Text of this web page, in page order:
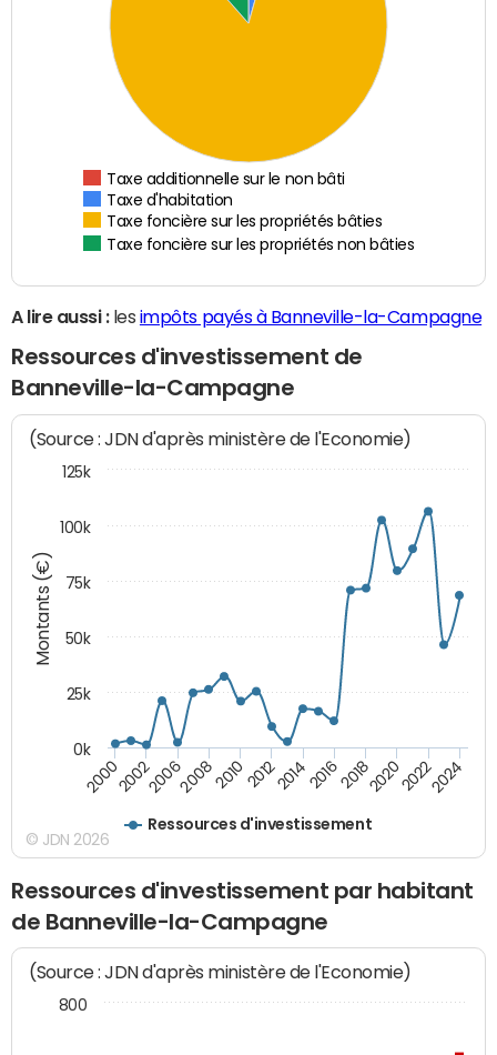
Taxe additionnelle sur le non bâti
Taxe d'habitation
Taxe foncière sur les propriétés bâties
Taxe foncière sur les propriétés non bâties
A lire aussi :les impôts payés à Banneville-la-Campagne
Ressources d'investissement de
Banneville-la-Campagne
Montants (€)
(Source : JDN d'après ministère de l'Economie)
Ressources d'investissement
200020022006200820102012201420162018202020222024
0k
25k
50k
75k
100k
125k
© JDN 2026
Ressources d'investissement par habitant
de Banneville-la-Campagne
(Source : JDN d'après ministère de l'Economie)
800